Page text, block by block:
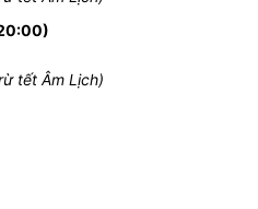
tết Âm Lịch)